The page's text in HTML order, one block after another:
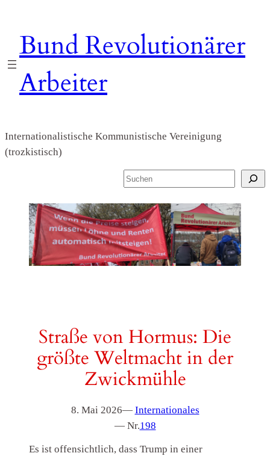
springen
Bund Revolutionärer
Arbeiter
Internationalistische Kommunistische Vereinigung
(trozkistisch)
S
c
h
e
n
Straße von Hormus: Die
größte Weltmacht in der
Zwickmühle
8. Mai 2026— Internationales
— Nr.198
Es ist offensichtlich, dass Trump in einer